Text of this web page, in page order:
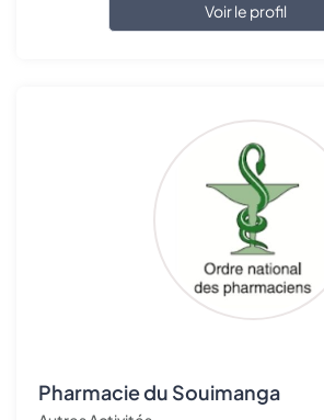
Voir le profil
Pharmacie du Souimanga